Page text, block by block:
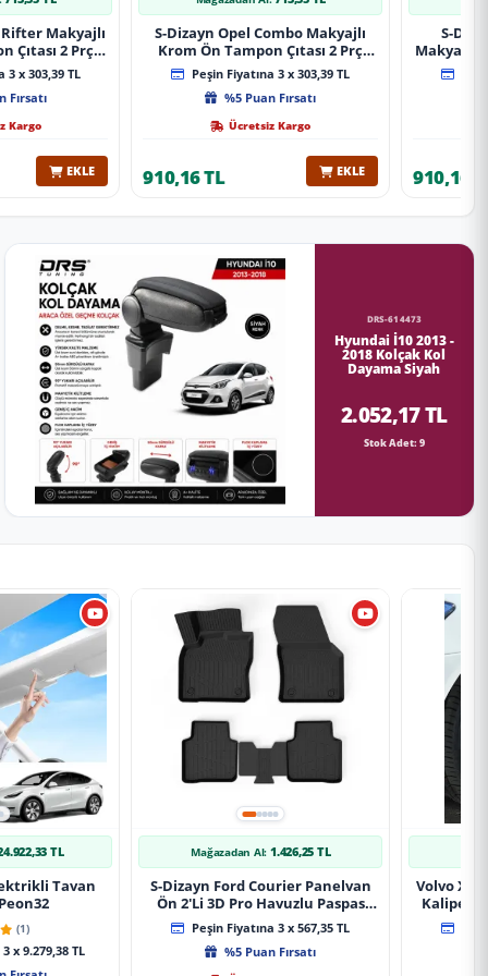
Makyajlı
Çıtası 2 Prç
Kalite
3 x 303,39 TL
Fırsatı
Kargo
EKLE
S-Dizayn Opel Combo Makyajlı
Krom Ön Tampon Çıtası 2 Prç
2023 Üzeri A+ Kalite
Peşin Fiyatına 3 x 303,39 TL
%5 Puan Fırsatı
Ücretsiz Kargo
910,16 TL EKLE
S-
Makyajlı
2 Prç
910,16
DRS-614473
Hyundai İ10 2013 -
2018 Kolçak Kol
Dayama Siyah
2.052,17 TL
Stok Adet: 9
TL
Tavan
(1)
x 9.279,38 TL
Mağazadan Al: 1.426,25 TL
S-Dizayn Ford Courier Panelvan
Ön 2'Li 3D Pro Havuzlu Paspas
2014-2024 A+ Kalite
Peşin Fiyatına 3 x 567,35 TL
%5 Puan Fırsatı
Volvo
Kaliper